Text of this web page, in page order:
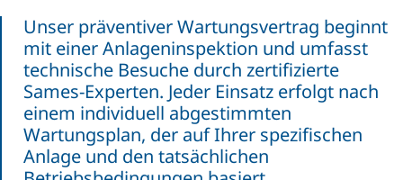
Unser präventiver Wartungsvertrag beginnt
mit einer Anlageninspektion und umfasst
technische Besuche durch zertifizierte
Sames-Experten. Jeder Einsatz erfolgt nach
einem individuell abgestimmten
Wartungsplan, der auf Ihrer spezifischen
Anlage und den tatsächlichen